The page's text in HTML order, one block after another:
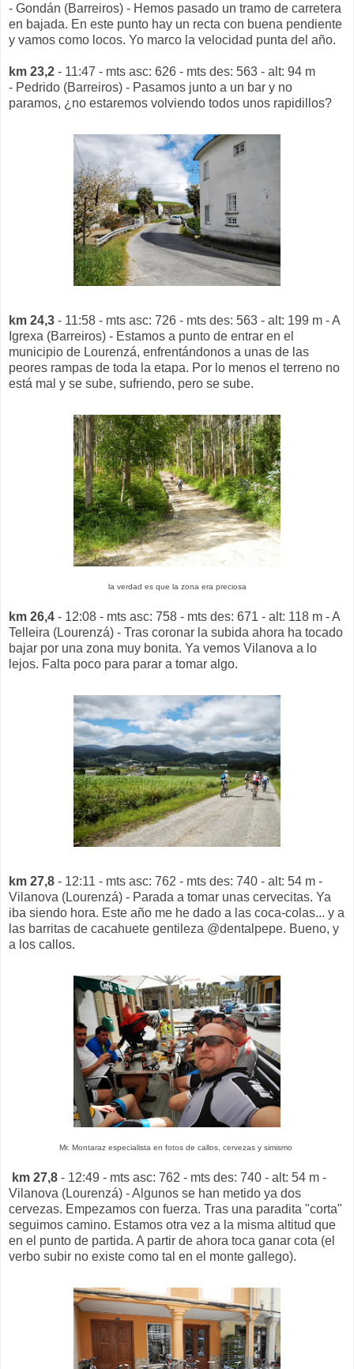
- Gondán (Barreiros) - Hemos pasado un tramo de carretera
en bajada. En este punto hay un recta con buena pendiente
y vamos como locos. Yo marco la velocidad punta del año.
km 23,2 - 11:47 - mts asc: 626 - mts des: 563 - alt: 94 m
- Pedrido (Barreiros) - Pasamos junto a un bar y no
paramos, ¿no estaremos volviendo todos unos rapidillos?
km 24,3 - 11:58 - mts asc: 726 - mts des: 563 - alt: 199 m - A
Igrexa (Barreiros) - Estamos a punto de entrar en el
municipio de Lourenzá, enfrentándonos a unas de las
peores rampas de toda la etapa. Por lo menos el terreno no
está mal y se sube, sufriendo, pero se sube.
la verdad es que la zona era preciosa
km 26,4 - 12:08 - mts asc: 758 - mts des: 671 - alt: 118 m - A
Telleira (Lourenzá) - Tras coronar la subida ahora ha tocado
bajar por una zona muy bonita. Ya vemos Vilanova a lo
lejos. Falta poco para parar a tomar algo.
km 27,8 - 12:11 - mts asc: 762 - mts des: 740 - alt: 54 m -
Vilanova (Lourenzá) - Parada a tomar unas cervecitas. Ya
iba siendo hora. Este año me he dado a las coca-colas... y a
las barritas de cacahuete gentileza @dentalpepe. Bueno, y
a los callos.
Mr. Montaraz especialista en fotos de callos, cervezas y simismo
km 27,8 - 12:49 - mts asc: 762 - mts des: 740 - alt: 54 m -
Vilanova (Lourenzá) - Algunos se han metido ya dos
cervezas. Empezamos con fuerza. Tras una paradita "corta"
seguimos camino. Estamos otra vez a la misma altitud que
en el punto de partida. A partir de ahora toca ganar cota (el
verbo subir no existe como tal en el monte gallego).